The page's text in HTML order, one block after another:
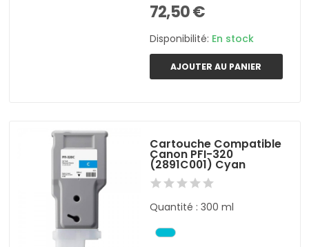
72,50 €
Disponibilité: En stock
AJOUTER AU PANIER
Cartouche Compatible
Canon PFI-320
(2891C001) Cyan
Quantité : 300 ml